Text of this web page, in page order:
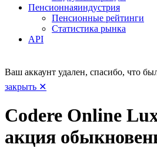
Пенсионнаяиндустрия
Пенсионные рейтинги
Статистика рынка
API
Ваш аккаунт удален, спасибо, что
закрыть ✕
Codere Online
акция